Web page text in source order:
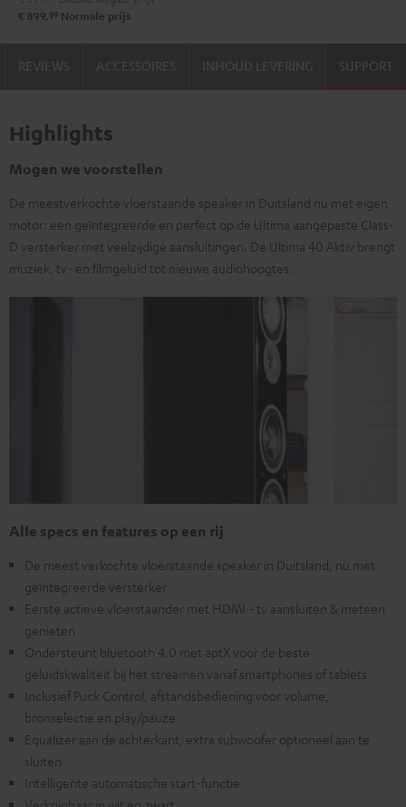
€ 899, 99 Normale prijs
SUPPORT
Highlights
Mogen we voorstellen
De meestverkochte vloerstaande speaker in Duitsland nu met eigen
motor: een geïntegreerde en perfect op de Ultima aangepaste Class-
D versterker met veelzijdige aansluitingen. De Ultima 40 Aktiv brengt
muziek, tv- en filmgeluid tot nieuwe audiohoogtes.
Alle specs en features op een rij
De meest verkochte vloerstaande speaker in Duitsland, nu met
geïntegreerde versterker
Eerste actieve vloerstaander met HDMI - tv aansluiten & meteen
genieten
Ondersteunt bluetooth 4.0 met aptX voor de beste
geluidskwaliteit bij het streamen vanaf smartphones of tablets
Inclusief Puck Control, afstandsbediening voor volume,
bronselectie en play/pauze
Equalizer aan de achterkant, extra subwoofer optioneel aan te
sluiten
Intelligente automatische start-functie